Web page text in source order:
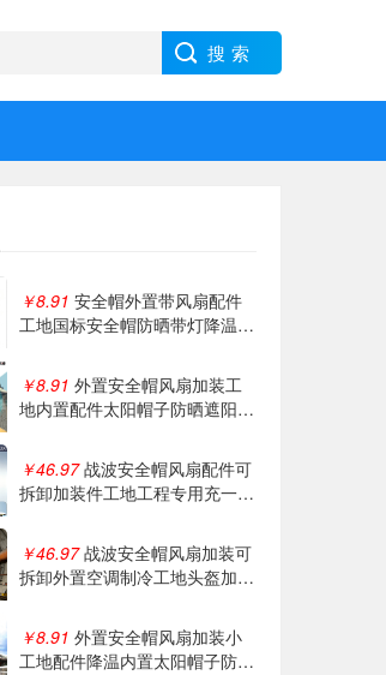
￥8.91 安全帽外置带风扇配件
工地国标安全帽防晒带灯降温遮
￥8.91 外置安全帽风扇加装工
地内置配件太阳帽子防晒遮阳配
￥46.97战波安全帽风扇配件可
拆卸加装件工地工程专用充一次
￥46.97战波安全帽风扇加装可
拆卸外置空调制冷工地头盔加装
￥8.91 外置安全帽风扇加装小
工地配件降温内置太阳帽子防晒